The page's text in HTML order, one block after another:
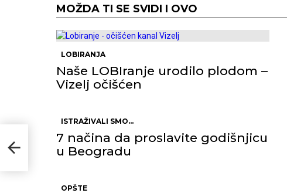
MOŽDA TI SE SVIDI I OVO
LOBIRANJA
Naše LOBIranje urodilo plodom –
Vizelj očišćen
ISTRAŽIVALI SMO...
7 načina da proslavite godišnjicu
u Beogradu
OPŠTE